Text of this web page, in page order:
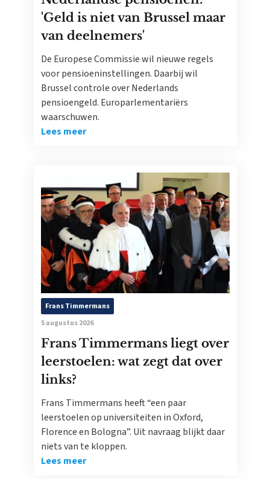
'Geld is niet van Brussel maar
van deelnemers'
De Europese Commissie wil nieuwe regels
voor pensioeninstellingen. Daarbij wil
Brussel controle over Nederlands
pensioengeld. Europarlementariërs
waarschuwen.
Lees meer
Frans Timmermans
5 augustus 2026
Frans Timmermans liegt over
leerstoelen: wat zegt dat over
links?
Frans Timmermans heeft “een paar
leerstoelen op universiteiten in Oxford,
Florence en Bologna”. Uit navraag blijkt daar
niets van te kloppen.
Lees meer